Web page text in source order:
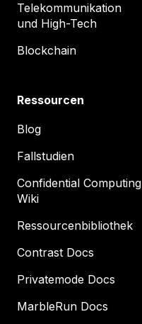
Telekommunikation
und High-Tech
Blockchain
Ressourcen
Blog
Fallstudien
Confidential Computing
Wiki
Ressourcenbibliothek
Contrast Docs
Privatemode Docs
MarbleRun Docs